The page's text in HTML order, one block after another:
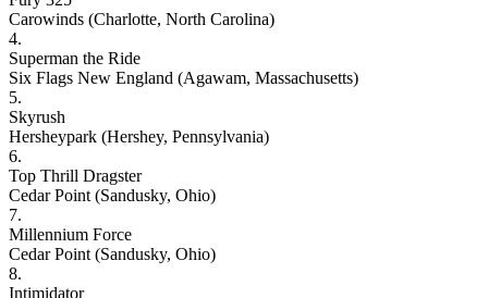
Carowinds (Charlotte, North Carolina)
4.
Superman the Ride
Six Flags New England (Agawam, Massachusetts)
5.
Skyrush
Hersheypark (Hershey, Pennsylvania)
6.
Top Thrill Dragster
Cedar Point (Sandusky, Ohio)
7.
Millennium Force
Cedar Point (Sandusky, Ohio)
8.
Intimidator